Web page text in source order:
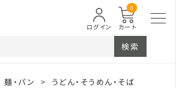
カート
0
ログイン
検索
麺・パン > うどん・そうめん・そば